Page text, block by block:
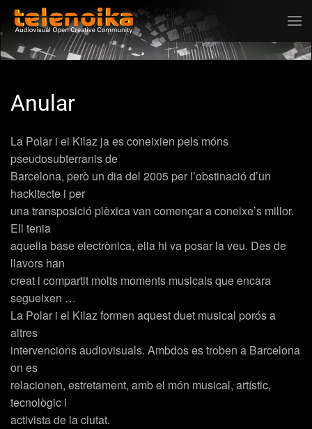
Ir al contenido principal
Anular
La Polar i el Kilaz ja es coneixien pels móns
pseudosubterranis de
Barcelona, però un dia del 2005 per l’obstinació d’un
hackitecte i per
una transposició plèxica van començar a coneixe’s millor.
Ell tenia
aquella base electrònica, ella hi va posar la veu. Des de
llavors han
creat i compartit molts moments musicals que encara
segueixen …
La Polar i el Kilaz formen aquest duet musical porós a
altres
intervencions audiovisuals. Ambdos es troben a Barcelona
on es
relacionen, estretament, amb el món musical, artístic,
tecnològic i
activista de la ciutat.